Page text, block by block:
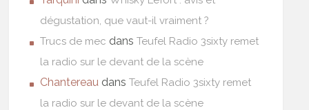
dégustation, que vaut-il vraiment ?
Trucs de mec dansTeufel Radio 3sixty remet
la radio sur le devant de la scène
Chantereau dansTeufel Radio 3sixty remet
la radio sur le devant de la scène